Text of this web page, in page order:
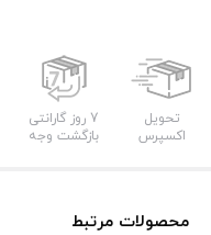
مدل
V500TB
عدد
تحویل
اکسپرس
7 روز گارانتی
بازگشت وجه
محصولات مرتبط